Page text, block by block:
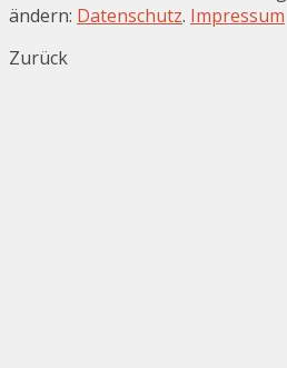
ändern: Datenschutz. Impressum
Zurück